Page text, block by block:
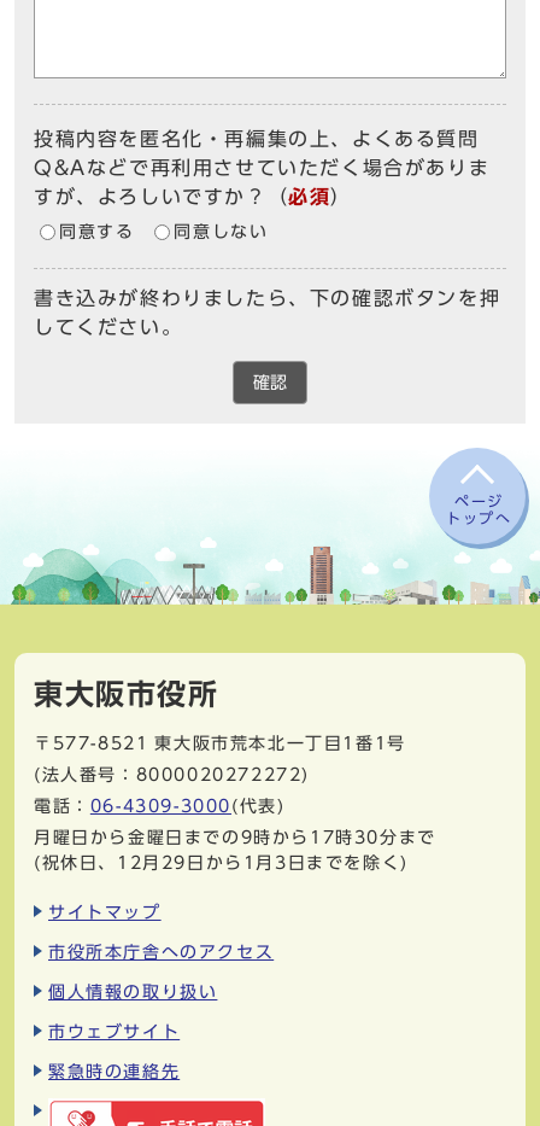
投稿内容を匿名化・再編集の上、よくある質問
Q&Aなどで再利用させていただく場合がありま
すが、よろしいですか？
（必須）
同意する 同意しない
書き込みが終わりましたら、下の確認ボタンを押
してください。
確認
ページ
トップへ
東大阪市役所
〒577-8521
東大阪市荒本北一丁目1番1号
(法人番号：8000020272272)
電話： 06-4309-3000 (代表)
月曜日から金曜日までの9時から17時30分まで
(祝休日、12月29日から1月3日までを除く)
サイトマップ
市役所本庁舎へのアクセス
個人情報の取り扱い
市ウェブサイト
緊急時の連絡先